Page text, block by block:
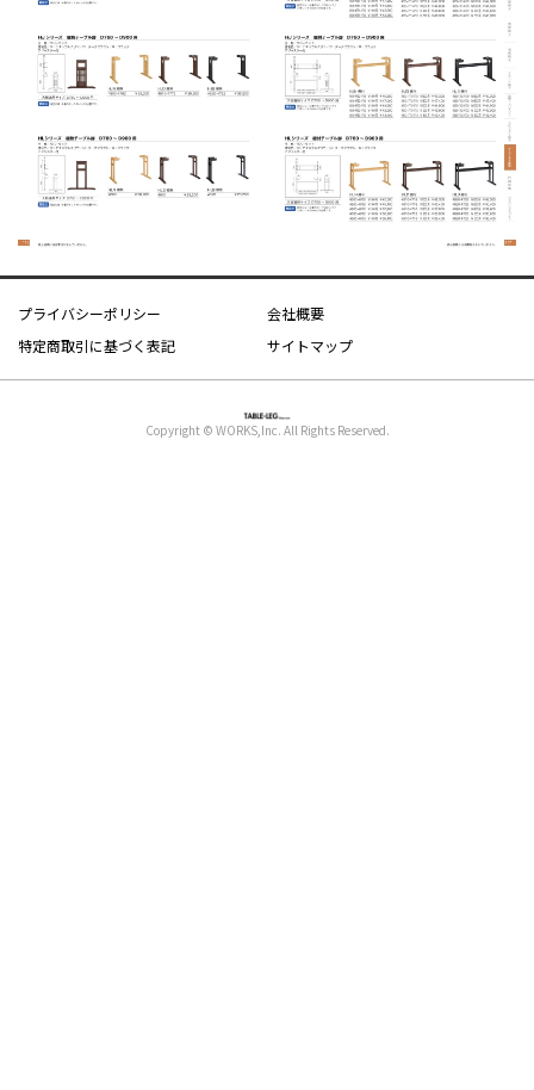
プライバシーポリシー
会社概要
特定商取引に基づく表記
サイトマップ
Copyright © WORKS,Inc. All Rights Reserved.